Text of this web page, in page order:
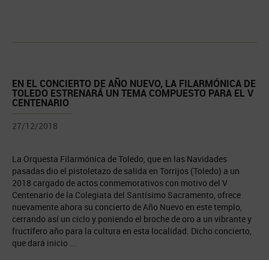
EN EL CONCIERTO DE AÑO NUEVO, LA FILARMÓNICA DE
TOLEDO ESTRENARÁ UN TEMA COMPUESTO PARA EL V
CENTENARIO
27/12/2018
La Orquesta Filarmónica de Toledo, que en las Navidades
pasadas dio el pistoletazo de salida en Torrijos (Toledo) a un
2018 cargado de actos conmemorativos con motivo del V
Centenario de la Colegiata del Santísimo Sacramento, ofrece
nuevamente ahora su concierto de Año Nuevo en este templo,
cerrando así un ciclo y poniendo el broche de oro a un vibrante y
fructífero año para la cultura en esta localidad. Dicho concierto,
que dará inicio ...